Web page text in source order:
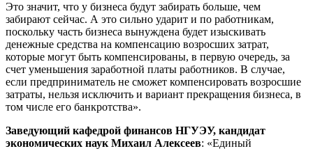
Это значит, что у бизнеса будут забирать больше, чем
забирают сейчас. А это сильно ударит и по работникам,
поскольку часть бизнеса вынуждена будет изыскивать
денежные средства на компенсацию возросших затрат,
которые могут быть компенсированы, в первую очередь, за
счет уменьшения заработной платы работников. В случае,
если предприниматель не сможет компенсировать возросшие
затраты, нельзя исключить и вариант прекращения бизнеса, в
том числе его банкротства».
Заведующий кафедрой финансов НГУЭУ, кандидат
экономических наук Михаил Алексеев: «Единый